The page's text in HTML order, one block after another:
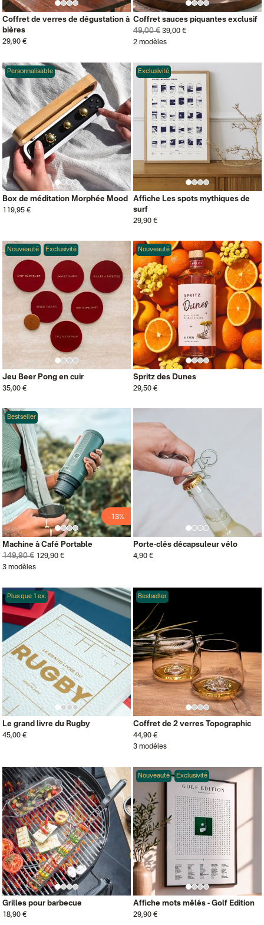
Coffret de verres de dégustation à
bières
29,90 €
Coffret sauces piquantes exclusif
49,00 € 39,00 €
2 modèles
Personnalisable
Box de méditation Morphée Mood
119,95 €
Exclusivité
Affiche Les spots mythiques de
surf
29,90 €
Nouveauté Exclusivité
Jeu Beer Pong en cuir
35,00 €
Nouveauté
Spritz des Dunes
29,50 €
Bestseller
-13%
Machine à Café Portable
149,90 € 129,90 €
3 modèles
Porte-clés décapsuleur vélo
4,90 €
Plus que 1 ex.
Le grand livre du Rugby
45,00 €
Bestseller
Coffret de 2 verres Topographic
44,90 €
3 modèles
Grilles pour barbecue
18,90 €
Nouveauté Exclusivité
Affiche mots mêlés - Golf Edition
29,90 €